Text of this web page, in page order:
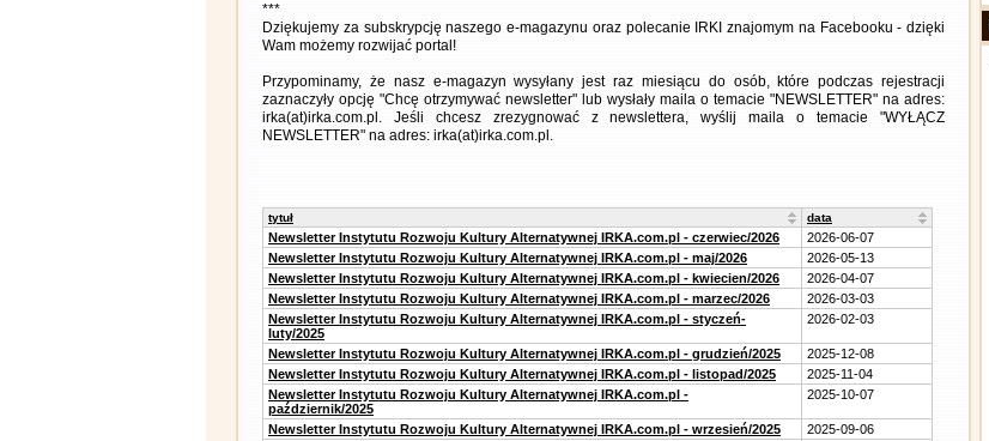
***
Dziękujemy za subskrypcję naszego e-magazynu oraz polecanie IRKI znajomym na Facebooku - dzięki
Wam możemy rozwijać portal!
Przypominamy, że nasz e-magazyn wysyłany jest raz miesiącu do osób, które podczas rejestracji
zaznaczyły opcję "Chcę otrzymywać newsletter" lub wysłały maila o temacie "NEWSLETTER" na adres:
irka(at)irka.com.pl. Jeśli chcesz zrezygnować z newslettera, wyślij maila o temacie "WYŁĄCZ
NEWSLETTER" na adres: irka(at)irka.com.pl.
tytuł data
Newsletter Instytutu Rozwoju Kultury Alternatywnej IRKA.com.pl - czerwiec/2026
2026-06-07
Newsletter Instytutu Rozwoju Kultury Alternatywnej IRKA.com.pl - maj/2026
2026-05-13
Newsletter Instytutu Rozwoju Kultury Alternatywnej IRKA.com.pl - kwiecien/2026
2026-04-07
Newsletter Instytutu Rozwoju Kultury Alternatywnej IRKA.com.pl - marzec/2026
2026-03-03
Newsletter Instytutu Rozwoju Kultury Alternatywnej IRKA.com.pl - styczeń-
luty/2025
2026-02-03
Newsletter Instytutu Rozwoju Kultury Alternatywnej IRKA.com.pl - grudzień/2025
2025-12-08
Newsletter Instytutu Rozwoju Kultury Alternatywnej IRKA.com.pl - listopad/2025
2025-11-04
Newsletter Instytutu Rozwoju Kultury Alternatywnej IRKA.com.pl -
październik/2025
2025-10-07
Newsletter Instytutu Rozwoju Kultury Alternatywnej IRKA.com.pl - wrzesień/2025
2025-09-06